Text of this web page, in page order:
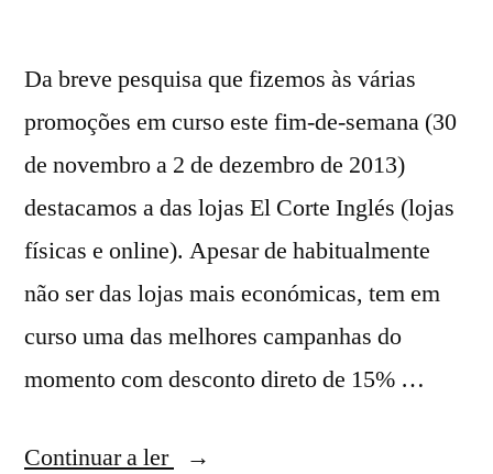
Da breve pesquisa que fizemos às várias
promoções em curso este fim-de-semana (30
de novembro a 2 de dezembro de 2013)
destacamos a das lojas El Corte Inglés (lojas
físicas e online). Apesar de habitualmente
não ser das lojas mais económicas, tem em
curso uma das melhores campanhas do
momento com desconto direto de 15% …
Continuar a ler
“Destacamos: